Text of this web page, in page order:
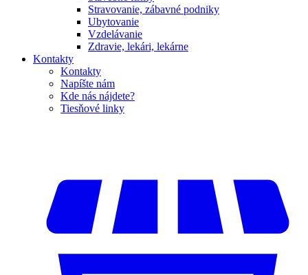
Stravovanie, zábavné podniky
Ubytovanie
Vzdelávanie
Zdravie, lekári, lekárne
Kontakty
Kontakty
Napíšte nám
Kde nás nájdete?
Tiesňové linky